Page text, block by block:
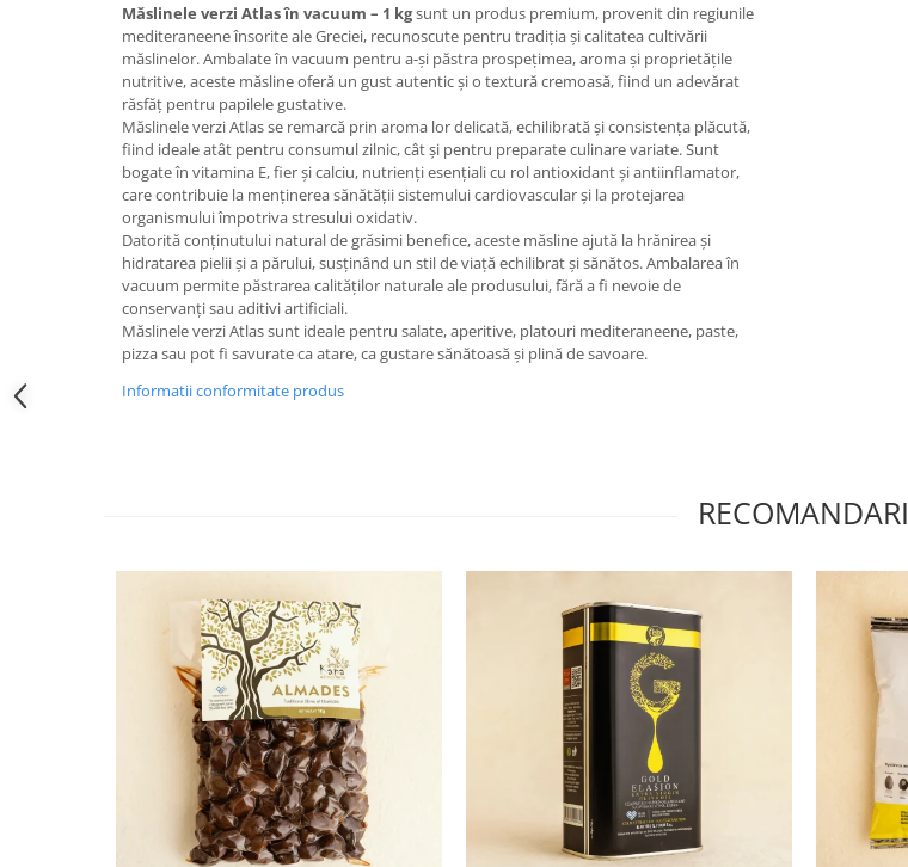
Măslinele verzi Atlas în vacuum – 1 kgsunt un produs premium, provenit din regiunile
mediteraneene însorite ale Greciei, recunoscute pentru tradiția și calitatea cultivării
măslinelor. Ambalate în vacuum pentru a-și păstra prospețimea, aroma și proprietățile
nutritive, aceste măsline oferă un gust autentic și o textură cremoasă, fiind un adevărat
răsfăț pentru papilele gustative.
Măslinele verzi Atlas se remarcă prin aroma lor delicată, echilibrată și consistența plăcută,
fiind ideale atât pentru consumul zilnic, cât și pentru preparate culinare variate. Sunt
bogate în vitamina E, fier și calciu, nutrienți esențiali cu rol antioxidant și antiinflamator,
care contribuie la menținerea sănătății sistemului cardiovascular și la protejarea
organismului împotriva stresului oxidativ.
Datorită conținutului natural de grăsimi benefice, aceste măsline ajută la hrănirea și
hidratarea pielii și a părului, susținând un stil de viață echilibrat și sănătos. Ambalarea în
vacuum permite păstrarea calităților naturale ale produsului, fără a fi nevoie de
conservanți sau aditivi artificiali.
Măslinele verzi Atlas sunt ideale pentru salate, aperitive, platouri mediteraneene, paste,
pizza sau pot fi savurate ca atare, ca gustare sănătoasă și plină de savoare.
Informatii conformitate produs
RECOMANDARI